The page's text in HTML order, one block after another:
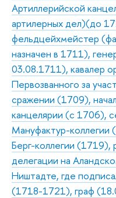
Артиллерийской
артилерных дел)(до
фельдцейхмейстер
назначен в 1711),
03.08.1711), кавалер
Первозванного за
сражении (1709),
канцелярии (с 1706),
Мануфактур-коллегии
Берг-коллегии (1719),
делегации на
Ништадте, где
(1718-1721), граф